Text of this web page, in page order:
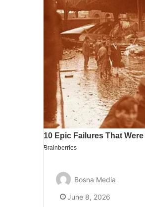
Bosna Media
June 8, 2026